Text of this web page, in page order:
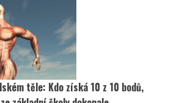
těle: Kdo získá 10 z 10 bodů,